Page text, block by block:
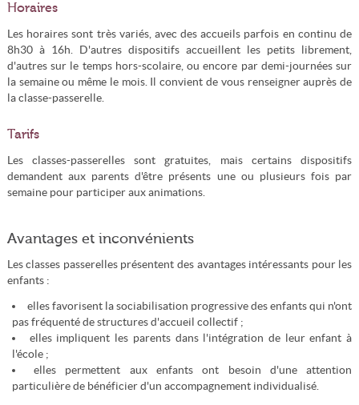
Horaires
Les horaires sont très variés, avec des accueils parfois en continu de
8h30 à 16h. D'autres dispositifs accueillent les petits librement,
d'autres sur le temps hors-scolaire, ou encore par demi-journées sur
la semaine ou même le mois. Il convient de vous renseigner auprès de
la classe-passerelle.
Tarifs
Les classes-passerelles sont gratuites, mais certains dispositifs
demandent aux parents d'être présents une ou plusieurs fois par
semaine pour participer aux animations.
Avantages et inconvénients
Les classes passerelles présentent des avantages intéressants pour les
enfants :
elles favorisent la sociabilisation progressive des enfants qui n'ont
pas fréquenté de structures d'accueil collectif ;
elles impliquent les parents dans l'intégration de leur enfant à
l'école ;
elles permettent aux enfants ont besoin d'une attention
particulière de bénéficier d'un accompagnement individualisé.